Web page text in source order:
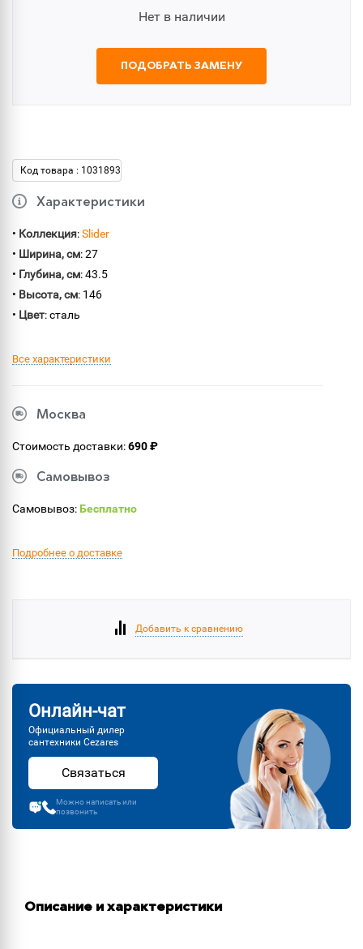
Нет в наличии
ПОДОБРАТЬ ЗАМЕНУ
Код товара : 1031893
Характеристики
• Коллекция:Slider
• Ширина, см: 27
• Глубина, см: 43.5
• Высота, см: 146
• Цвет: сталь
Все характеристики
Москва
Стоимость доставки:690 ₽
Самовывоз
Самовывоз:Бесплатно
Подробнее о доставке
Добавить к сравнению
Онлайн-чат
Официальный дилер
сантехники Cezares
Связаться
Можно написать или
позвонить
Описание и характеристики